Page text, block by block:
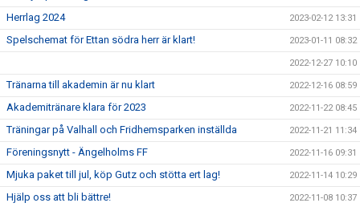
Herrlag 2024 2023-02-12 13:31
Spelschemat för Ettan södra herr är klart! 2023-01-11 08:32
2022-12-27 10:10
Tränarna till akademin är nu klart 2022-12-16 08:59
Akademitränare klara för 2023 2022-11-22 08:45
Träningar på Valhall och Fridhemsparken inställda 2022-11-21 11:34
Föreningsnytt - Ängelholms FF 2022-11-16 09:31
Mjuka paket till jul, köp Gutz och stötta ert lag! 2022-11-14 10:29
Hjälp oss att bli bättre! 2022-11-08 10:37